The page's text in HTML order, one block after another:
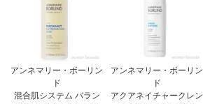
アンネマリー・ボーリン
ド
混合肌システム バラン
アンネマリー・ボーリン
ド
アクアネイチャークレン